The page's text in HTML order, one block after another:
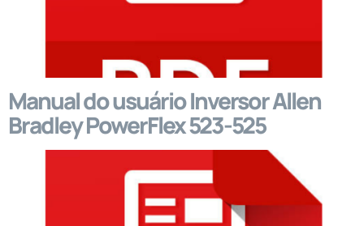
Manual do usuário Inversor Allen
Bradley PowerFlex 523-525